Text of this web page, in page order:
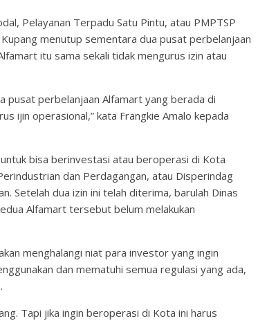
Pelayanan Terpadu Satu Pintu, atau PMPTSP
menutup sementara dua pusat perbelanjaan
itu sama sekali tidak mengurus izin atau
pusat perbelanjaan Alfamart yang berada di
ijin operasional,” kata Frangkie Amalo kepada
bisa berinvestasi atau beroperasi di Kota
dan Perdagangan, atau Disperindag
Setelah dua izin ini telah diterima, barulah Dinas
Alfamart tersebut belum melakukan
menghalangi niat para investor yang ingin
dan mematuhi semua regulasi yang ada,
Tapi jika ingin beroperasi di Kota ini harus